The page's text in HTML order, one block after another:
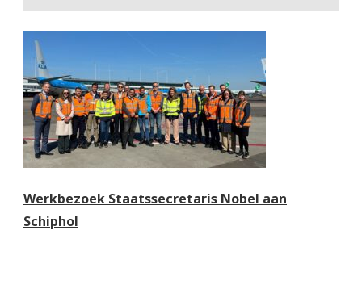
Werkbezoek Staatssecretaris Nobel aan
Schiphol